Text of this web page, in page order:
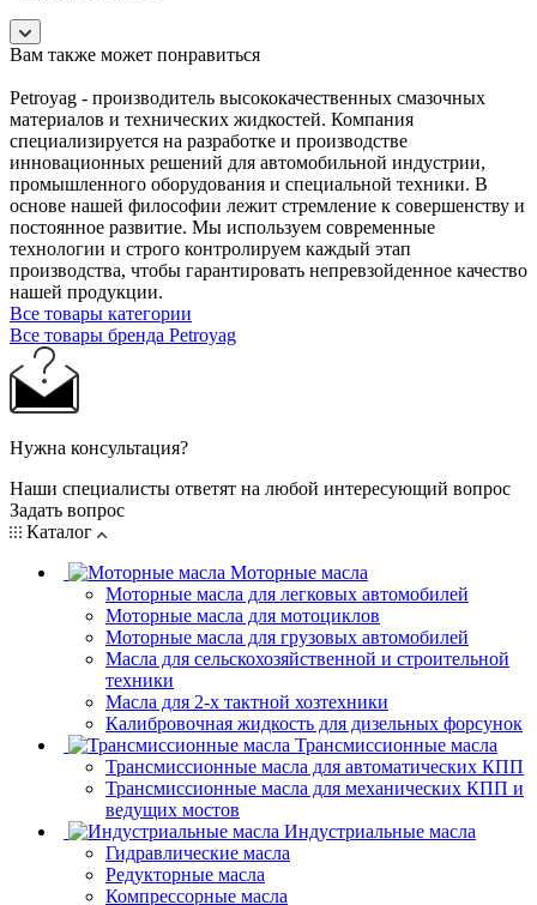
Вам также может понравиться
Petroyag - производитель высококачественных смазочных
материалов и технических жидкостей. Компания
специализируется на разработке и производстве
инновационных решений для автомобильной индустрии,
промышленного оборудования и специальной техники. В
основе нашей философии лежит стремление к совершенству и
постоянное развитие. Мы используем современные
технологии и строго контролируем каждый этап
производства, чтобы гарантировать непревзойденное качество
нашей продукции.
Все товары категории
Все товары бренда Petroyag
Нужна консультация?
Наши специалисты ответят на любой интересующий вопрос
Задать вопрос
Каталог
Моторные масла
Моторные масла для легковых автомобилей
Моторные масла для мотоциклов
Моторные масла для грузовых автомобилей
Масла для сельскохозяйственной и строительной
техники
Масла для 2-х тактной хозтехники
Калибровочная жидкость для дизельных форсунок
Трансмиссионные масла
Трансмиссионные масла для автоматических КПП
Трансмиссионные масла для механических КПП и
ведущих мостов
Индустриальные масла
Гидравлические масла
Редукторные масла
Компрессорные масла